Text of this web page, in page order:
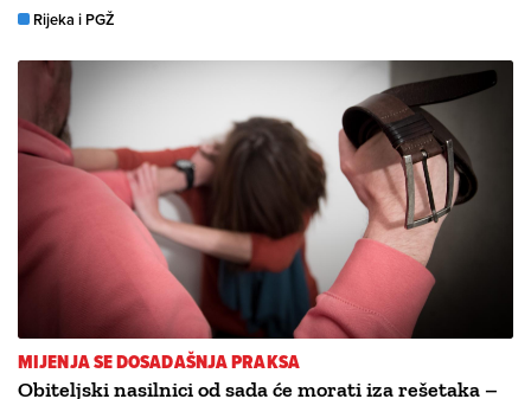
Rijeka i PGŽ
MIJENJA SE DOSADAŠNJA PRAKSA
Obiteljski nasilnici od sada će morati iza rešetaka –